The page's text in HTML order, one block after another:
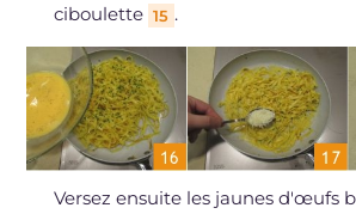
ciboulette 15 .
Versez ensuite les jaunes d'œufs